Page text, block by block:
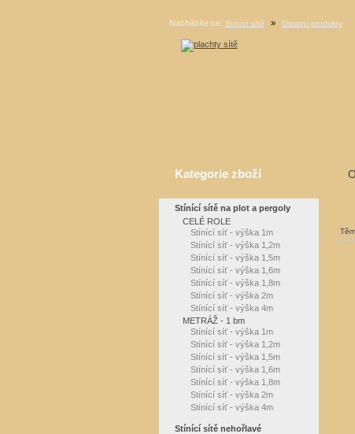
Nacházíte se: Stínící sítě » Ostatní produkty
Kategorie zboží
Stínící sítě na plot a pergoly
CELÉ ROLE
Stínící síť - výška 1m
Stínící síť - výška 1,2m
Stínící síť - výška 1,5m
Stínící síť - výška 1,6m
Stínící síť - výška 1,8m
Stínící síť - výška 2m
Stínící síť - výška 4m
METRÁŽ - 1 bm
Stínící síť - výška 1m
Stínící síť - výška 1,2m
Stínící síť - výška 1,5m
Stínící síť - výška 1,6m
Stínící síť - výška 1,8m
Stínící síť - výška 2m
Stínící síť - výška 4m
Stínící sítě nehořlavé